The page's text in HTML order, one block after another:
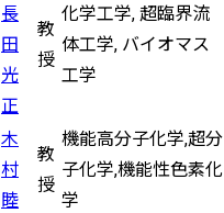
長
田
光
正
教
授
化学工学, 超臨界流
体工学, バイオマス
工学
木
村
睦
教
授
機能高分子化学,超分
子化学,機能性色素化
学